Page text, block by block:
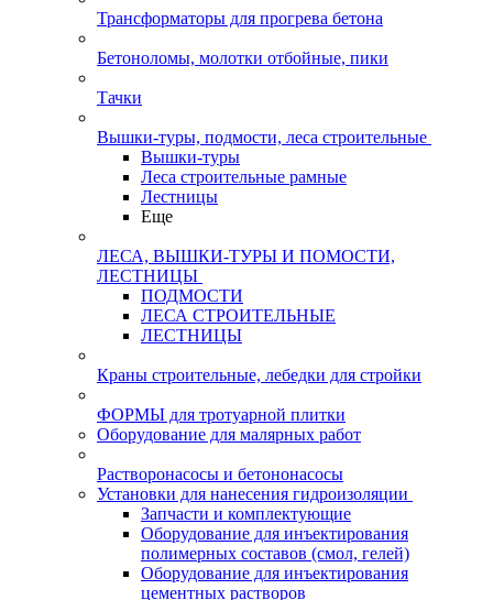
Трансформаторы для прогрева бетона
Бетоноломы, молотки отбойные, пики
Тачки
Вышки-туры, подмости, леса строительные
Вышки-туры
Леса строительные рамные
Лестницы
Еще
ЛЕСА, ВЫШКИ-ТУРЫ И ПОМОСТИ,
ЛЕСТНИЦЫ
ПОДМОСТИ
ЛЕСА СТРОИТЕЛЬНЫЕ
ЛЕСТНИЦЫ
Краны строительные, лебедки для стройки
ФОРМЫ для тротуарной плитки
Оборудование для малярных работ
Растворонасосы и бетононасосы
Установки для нанесения гидроизоляции
Запчасти и комплектующие
Оборудование для инъектирования
полимерных составов (смол, гелей)
Оборудование для инъектирования
цементных растворов